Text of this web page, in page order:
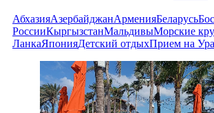
АбхазияАзербайджанАрменияБеларусь
РоссииКыргызстанМальдивыМорские
ЛанкаЯпонияДетский отдыхПрием на